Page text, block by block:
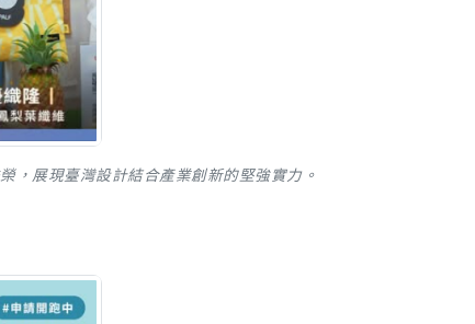
，展現臺灣設計結合產業創新的堅強實力。